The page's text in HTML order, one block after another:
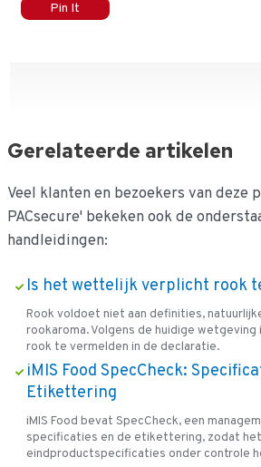
Pin It
Gerelateerde artikelen
Veel klanten en bezoekers van deze
PACsecure' bekeken ook de
handleidingen:
Is het wettelijk verplicht rook
Rook voldoet niet aan definities,
rookaroma. Volgens de huidige
rook te vermelden in de declaratie.
iMIS Food SpecCheck:
Etikettering
iMIS Food bevat SpecCheck, een
specificaties en de etikettering, zodat
eindproductspecificaties onder controle